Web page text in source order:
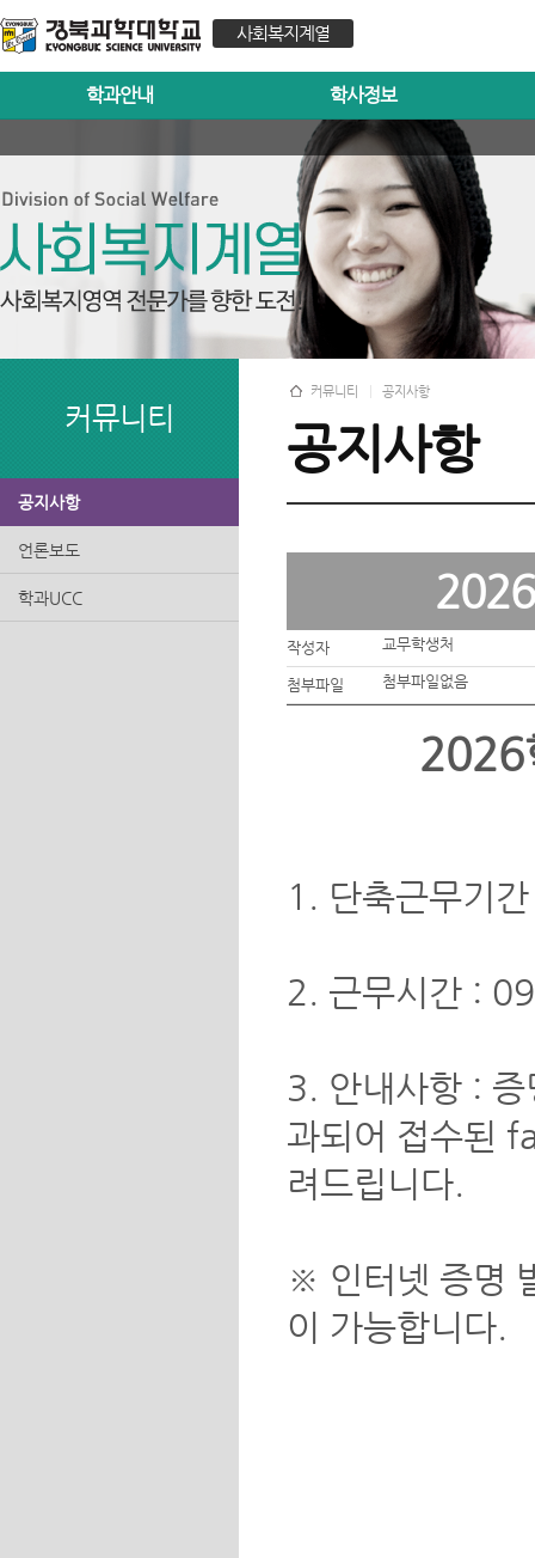
사회복지계열
학과안내 학사정보
커뮤니티
공지사항
언론보도
학과UCC
커뮤니티 공지사항
공지사항
작성자 교무학생처
첨부파일 첨부파일없음
2026
1. 단축근무기
2. 근무시간 :
3. 안내사항 :
과되어 접수된
려드립니다.
※ 인터넷 증명
이 가능합니다.